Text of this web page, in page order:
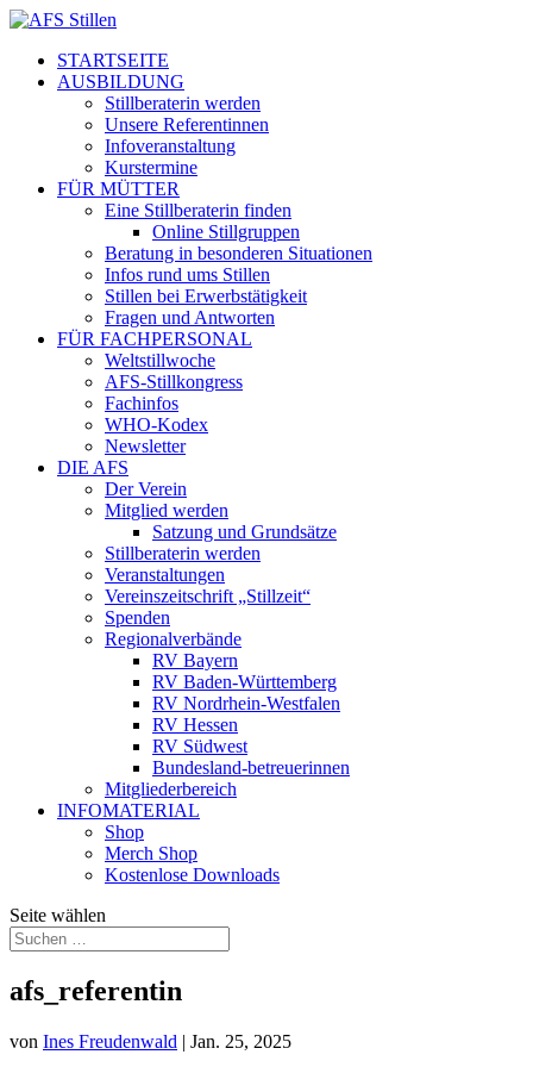
STARTSEITE
AUSBILDUNG
Stillberaterin werden
Unsere Referentinnen
Infoveranstaltung
Kurstermine
FÜR MÜTTER
Eine Stillberaterin finden
Online Stillgruppen
Beratung in besonderen Situationen
Infos rund ums Stillen
Stillen bei Erwerbstätigkeit
Fragen und Antworten
FÜR FACHPERSONAL
Weltstillwoche
AFS-Stillkongress
Fachinfos
WHO-Kodex
Newsletter
DIE AFS
Der Verein
Mitglied werden
Satzung und Grundsätze
Stillberaterin werden
Veranstaltungen
Vereinszeitschrift „Stillzeit“
Spenden
Regionalverbände
RV Bayern
RV Baden-Württemberg
RV Nordrhein-Westfalen
RV Hessen
RV Südwest
Bundesland-betreuerinnen
Mitgliederbereich
INFOMATERIAL
Shop
Merch Shop
Kostenlose Downloads
Seite wählen
afs_referentin
von Ines Freudenwald | Jan. 25, 2025